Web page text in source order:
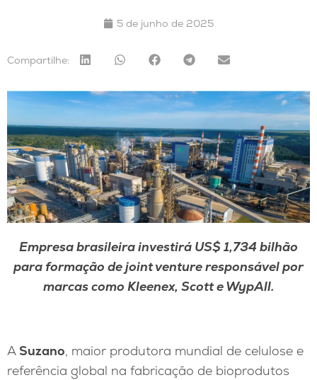
5 de junho de 2025
Compartilhe:
Empresa brasileira investirá US$ 1,734 bilhão
para formação de joint venture responsável por
marcas como Kleenex, Scott e WypAll.
A Suzano, maior produtora mundial de celulose e
referência global na fabricação de bioprodutos